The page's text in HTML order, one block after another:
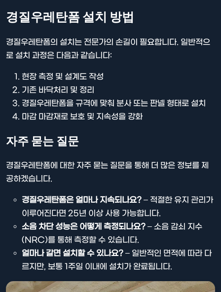
경질우레탄폼 설치 방법
경질우레탄폼의 설치는 전문가의 손길이 필요합니다. 일반적으
로 설치 과정은 다음과 같습니다:
현장 측정 및 설계도 작성
기존 바닥처리 및 정리
경질우레탄폼을 규격에 맞춰 분사 또는 판넬 형태로 설치
마감 마감재로 보호 및 지속성을 강화
자주 묻는 질문
경질우레탄폼에 대한 자주 묻는 질문을 통해 더 많은 정보를 제
공하겠습니다.
경질우레탄폼은 얼마나 지속되나요? – 적절한 유지 관리가
이루어진다면 25년 이상 사용 가능합니다.
소음 차단 성능은 어떻게 측정되나요? – 소음 감쇠 지수
(NRC)를 통해 측정할 수 있습니다.
얼마나 갈면 설치할 수 있나요? – 일반적인 면적에 따라 다
르지만, 보통 1주일 이내에 설치가 완료됩니다.